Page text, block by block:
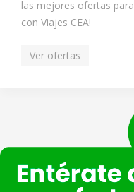
las mejores ofertas
con Viajes CEA!
Ver ofertas